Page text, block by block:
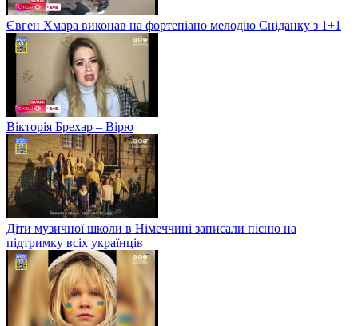
Євген Хмара виконав на фортепіано мелодію Сніданку з 1+1
Вікторія Брехар – Вірю
Діти музичної школи в Німеччині записали пісню на
підтримку всіх українців